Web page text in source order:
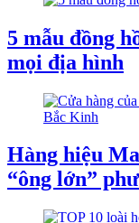
5 mẫu đồng
mọi địa hình
Hàng hiệu
“ông lớn”